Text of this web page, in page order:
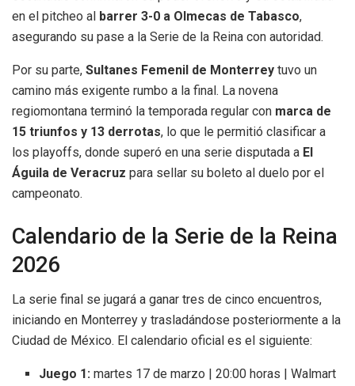
en el pitcheo al barrer 3-0 a Olmecas de Tabasco,
asegurando su pase a la Serie de la Reina con autoridad.
Por su parte, Sultanes Femenil de Monterrey tuvo un
camino más exigente rumbo a la final. La novena
regiomontana terminó la temporada regular con marca de
15 triunfos y 13 derrotas, lo que le permitió clasificar a
los playoffs, donde superó en una serie disputada a El
Águila de Veracruz para sellar su boleto al duelo por el
campeonato.
Calendario de la Serie de la Reina
2026
La serie final se jugará a ganar tres de cinco encuentros,
iniciando en Monterrey y trasladándose posteriormente a la
Ciudad de México. El calendario oficial es el siguiente:
Juego 1: martes 17 de marzo | 20:00 horas | Walmart